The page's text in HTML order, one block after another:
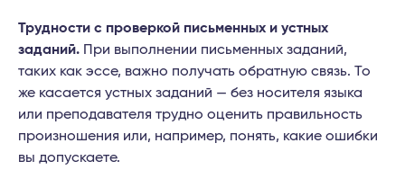
Трудности с проверкой письменных и устных
заданий. При выполнении письменных заданий,
таких как эссе, важно получать обратную связь. То
же касается устных заданий — без носителя языка
или преподавателя трудно оценить правильность
произношения или, например, понять, какие ошибки
вы допускаете.